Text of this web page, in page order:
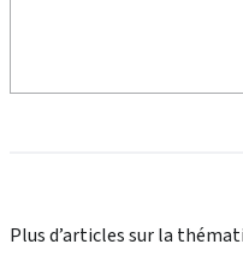
Plus d’articles sur la